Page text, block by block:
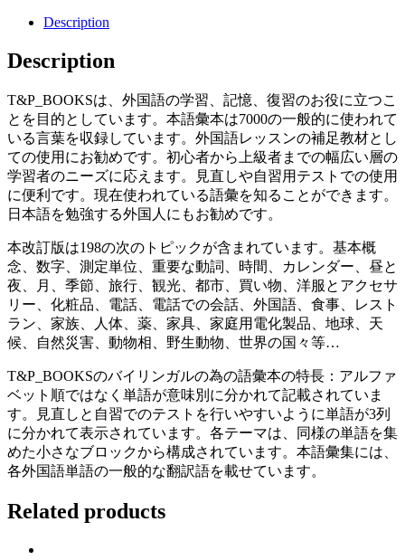
Description
Description
T&P_BOOKSは、外国語の学習、記憶、復習のお役に立つこ
とを目的としています。本語彙本は7000の一般的に使われて
いる言葉を収録しています。外国語レッスンの補足教材とし
ての使用にお勧めです。初心者から上級者までの幅広い層の
学習者のニーズに応えます。見直しや自習用テストでの使用
に便利です。現在使われている語彙を知ることができます。
日本語を勉強する外国人にもお勧めです。
本改訂版は198の次のトピックが含まれています。基本概
念、数字、測定単位、重要な動詞、時間、カレンダー、昼と
夜、月、季節、旅行、観光、都市、買い物、洋服とアクセサ
リー、化粧品、電話、電話での会話、外国語、食事、レスト
ラン、家族、人体、薬、家具、家庭用電化製品、地球、天
候、自然災害、動物相、野生動物、世界の国々等…
T&P_BOOKSのバイリンガルの為の語彙本の特長：アルファ
ベット順ではなく単語が意味別に分かれて記載されていま
す。見直しと自習でのテストを行いやすいように単語が3列
に分かれて表示されています。各テーマは、同様の単語を集
めた小さなブロックから構成されています。本語彙集には、
各外国語単語の一般的な翻訳語を載せています。
Related products